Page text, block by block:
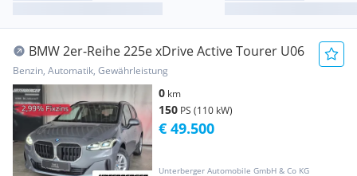
BMW 2er-Reihe 225e xDrive Active Tourer U06
Benzin, Automatik, Gewährleistung
0 km
150 PS (110 kW)
Unterberger Automobile GmbH & Co KG
€ 49.500